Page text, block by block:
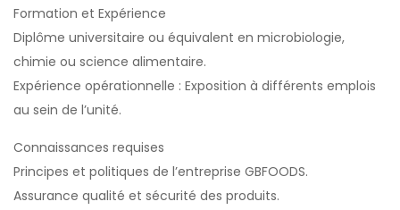
Formation et Expérience
Diplôme universitaire ou équivalent en microbiologie,
chimie ou science alimentaire.
Expérience opérationnelle : Exposition à différents emplois
au sein de l’unité.
Connaissances requises
Principes et politiques de l’entreprise GBFOODS.
Assurance qualité et sécurité des produits.